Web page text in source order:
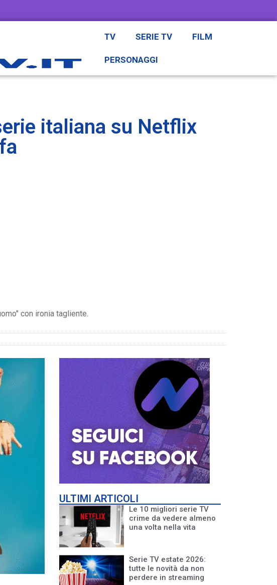
TV SERIE TV FILM
PERSONAGGI
italiana su Netflix
con ironia tagliente.
ULTIMI ARTICOLI
Le 10 migliori serie TV
crime da vedere almeno
una volta nella vita
Serie TV estate 2026:
tutte le novità da non
perdere in streaming